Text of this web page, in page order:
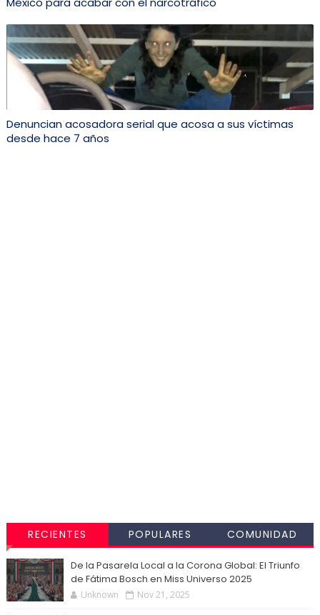
Denuncian acosadora serial que acosa a sus víctimas
desde hace 7 años
RECIENTES POPULARES COMUNIDAD
De la Pasarela Local a la Corona Global: El Triunfo
de Fátima Bosch en Miss Universo 2025
Unknown Nov 21, 2025